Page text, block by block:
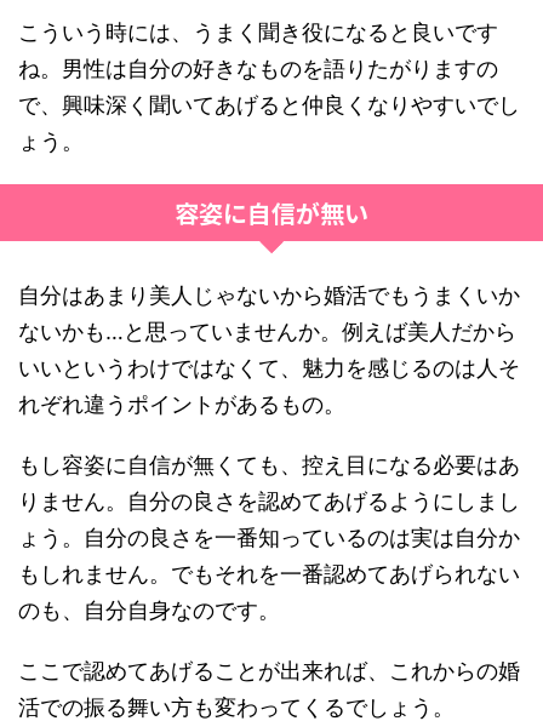
こういう時には、うまく聞き役になると良いです
ね。男性は自分の好きなものを語りたがりますの
で、興味深く聞いてあげると仲良くなりやすいでし
ょう。
容姿に自信が無い
自分はあまり美人じゃないから婚活でもうまくいか
ないかも…と思っていませんか。例えば美人だから
いいというわけではなくて、魅力を感じるのは人そ
れぞれ違うポイントがあるもの。
もし容姿に自信が無くても、控え目になる必要はあ
りません。自分の良さを認めてあげるようにしまし
ょう。自分の良さを一番知っているのは実は自分か
もしれません。でもそれを一番認めてあげられない
のも、自分自身なのです。
ここで認めてあげることが出来れば、これからの婚
活での振る舞い方も変わってくるでしょう。